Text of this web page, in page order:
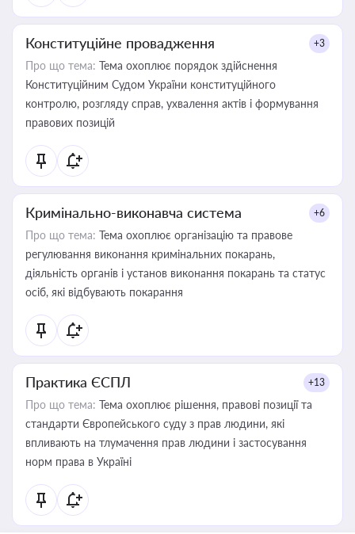
Конституційне провадження +3
Про що тема: Тема охоплює порядок здійснення
Конституційним Судом України конституційного
контролю, розгляду справ, ухвалення актів і формування
правових позицій
Кримінально-виконавча система +6
Про що тема: Тема охоплює організацію та правове
регулювання виконання кримінальних покарань,
діяльність органів і установ виконання покарань та статус
осіб, які відбувають покарання
Практика ЄСПЛ +13
Про що тема: Тема охоплює рішення, правові позиції та
стандарти Європейського суду з прав людини, які
впливають на тлумачення прав людини і застосування
норм права в Україні